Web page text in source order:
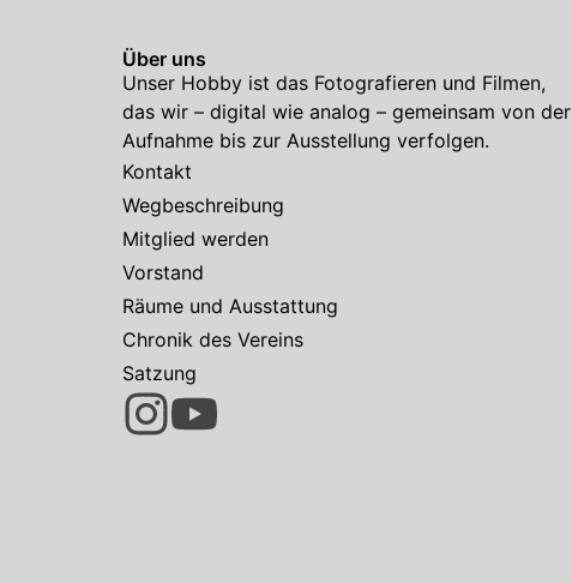
Über uns
Unser Hobby ist das Fotografieren und Filmen,
das wir – digital wie analog – gemeinsam von der
Aufnahme bis zur Ausstellung verfolgen.
Kontakt
Wegbeschreibung
Mitglied werden
Vorstand
Räume und Ausstattung
Chronik des Vereins
Satzung